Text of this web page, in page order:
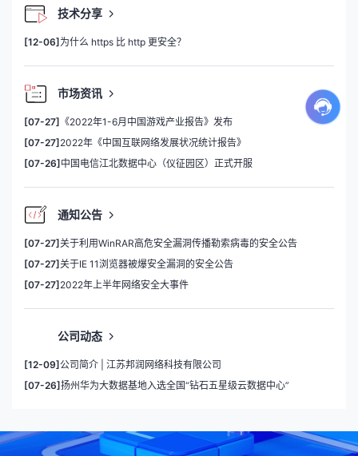
技术分享
[12-06] 为什么 https 比 http 更安全？
市场资讯
[07-27] 《2022年1-6月中国游戏产业报告》发布
[07-27] 2022年《中国互联网络发展状况统计报告》
[07-26] 中国电信江北数据中心（仪征园区）正式开服
通知公告
[07-27]关于利用WinRAR高危安全漏洞传播勒索病毒的安全公告
[07-27]关于IE 11浏览器被爆安全漏洞的安全公告
[07-27] 2022年上半年网络安全大事件
公司动态
[12-09]公司简介 | 江苏邦润网络科技有限公司
[07-26]扬州华为大数据基地入选全国“钻石五星级云数据中心”